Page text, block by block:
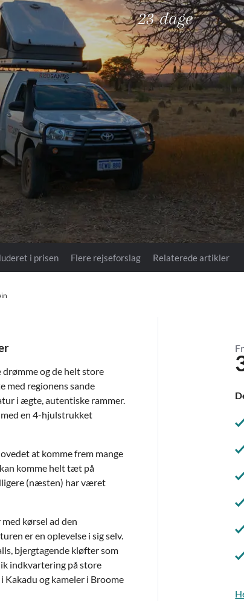
23 dage
i prisen Flere rejseforslag Relaterede artikler
og de helt store
med regionens sande
i ægte, autentiske rammer.
en 4-hjulstrukket
at komme frem mange
komme helt tæt på
(næsten) har været
kørsel ad den
er en oplevelse i sig selv.
bjergtagende kløfter som
indkvartering på store
og kameler i Broome